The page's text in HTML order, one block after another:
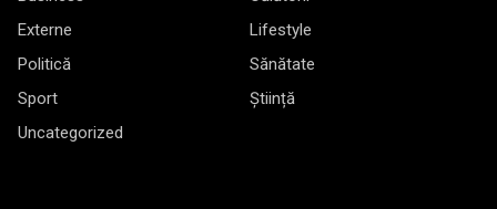
Externe
Lifestyle
Politică
Sănătate
Sport
Știință
Uncategorized